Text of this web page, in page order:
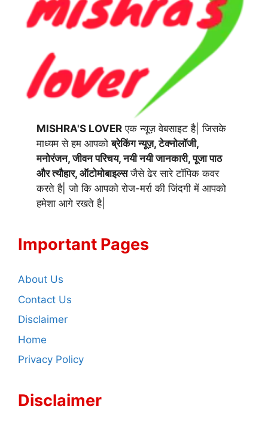
MISHRA'S LOVER एक न्यूज़ वेबसाइट है| जिसके
माध्यम से हम आपकोब्रेकिंग न्यूज़, टेक्नोलॉजी,
मनोरंजन, जीवन परिचय, नयी नयी जानकारी, पूजा पाठ
और त्यौहार, ऑटोमोबाइल्सजैसे ढेर सारे टॉपिक कवर
करते है| जो कि आपको रोज-मर्रा की जिंदगी में आपको
हमेशा आगे रखते है|
Important Pages
About Us
Contact Us
Disclaimer
Home
Privacy Policy
Disclaimer